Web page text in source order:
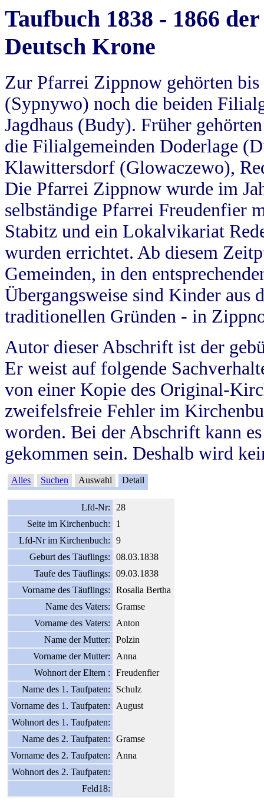
Taufbuch 1838 - 1866
Deutsch Krone
Zur Pfarrei Zippnow gehörten
(Sypnywo) noch die beiden
Jagdhaus (Budy). Früher
die Filialgemeinden Doderlage
Klawittersdorf (Glowaczewo),
Die Pfarrei Zippnow wurde im
selbständige Pfarrei Freudenfier
Stabitz und ein Lokalvikariat
wurden errichtet. Ab diesem
Gemeinden, in den
Übergangsweise sind Kinder aus
traditionellen Gründen - in
Autor dieser Abschrift ist der
Er weist auf folgende
von einer Kopie des Original-
zweifelsfreie Fehler im
worden. Bei der Abschrift kann
gekommen sein. Deshalb wird
Alles Suchen Auswahl Detail
Lfd-Nr:
28
Seite im Kirchenbuch:
1
Lfd-Nr im Kirchenbuch:
9
Geburt des Täuflings:
08.03.1838
Taufe des Täuflings:
09.03.1838
Vorname des Täuflings:
Rosalia Bertha
Name des Vaters:
Gramse
Vorname des Vaters:
Anton
Name der Mutter:
Polzin
Vorname der Mutter:
Anna
Wohnort der Eltern :
Freudenfier
Name des 1. Taufpaten:
Schulz
Vorname des 1. Taufpaten:
August
Wohnort des 1. Taufpaten:
Name des 2. Taufpaten:
Gramse
Vorname des 2. Taufpaten:
Anna
Wohnort des 2. Taufpaten:
Feld18: